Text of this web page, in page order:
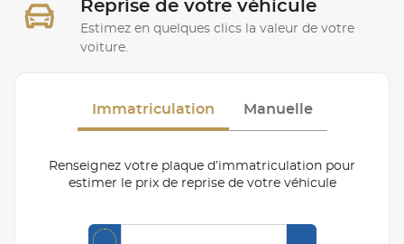
Reprise de votre véhicule
Estimez en quelques clics la valeur de votre
voiture.
Immatriculation Manuelle
Renseignez votre plaque d’immatriculation pour
estimer le prix de reprise de votre véhicule